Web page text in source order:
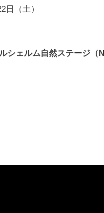
日（土）
ェルム自然ステージ（